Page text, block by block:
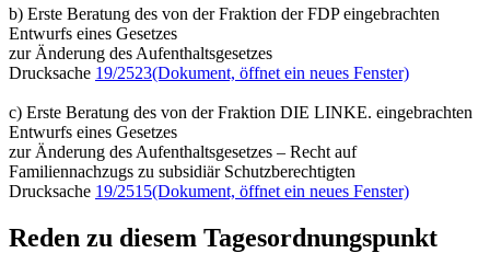
b) Erste Beratung des von der Fraktion der FDP eingebrachten
Entwurfs eines Gesetzes
zur Änderung des Aufenthaltsgesetzes
Drucksache 19/2523(Dokument, öffnet ein neues Fenster)
c) Erste Beratung des von der Fraktion DIE LINKE. eingebrachten
Entwurfs eines Gesetzes
zur Änderung des Aufenthaltsgesetzes – Recht auf
Familiennachzugs zu subsidiär Schutzberechtigten
Drucksache 19/2515(Dokument, öffnet ein neues Fenster)
Reden zu diesem Tagesordnungspunkt